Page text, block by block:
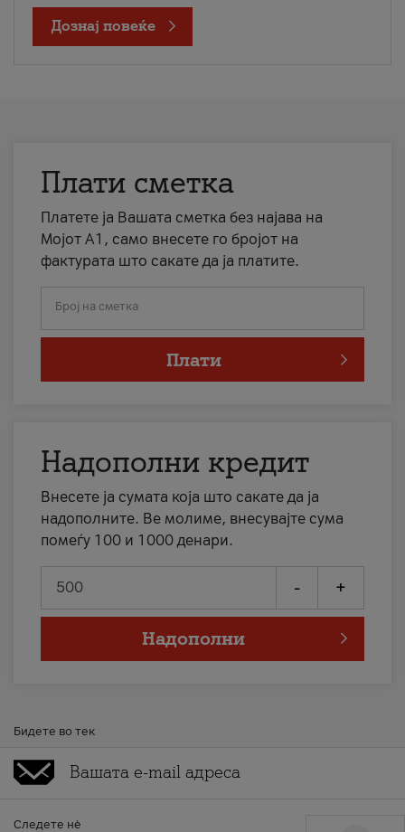
Дознај повеќе
Плати сметка
Платете ја Вашата сметка без најава на
Мојот А1, само внесете го бројот на
фактурата што сакате да ја платите.
Број на сметка
Плати
Надополни кредит
Внесете ја сумата која што сакате да ја
надополните. Ве молиме, внесувајте сума
помеѓу 100 и 1000 денари.
- +
Надополни
Бидете во тек
Следете нè